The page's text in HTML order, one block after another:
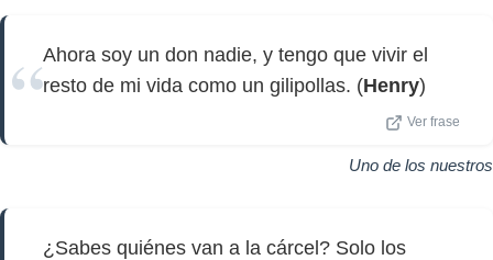
Ahora soy un don nadie, y tengo que vivir el
resto de mi vida como un gilipollas. (Henry)
Ver frase
Uno de los nuestros
¿Sabes quiénes van a la cárcel? Solo los